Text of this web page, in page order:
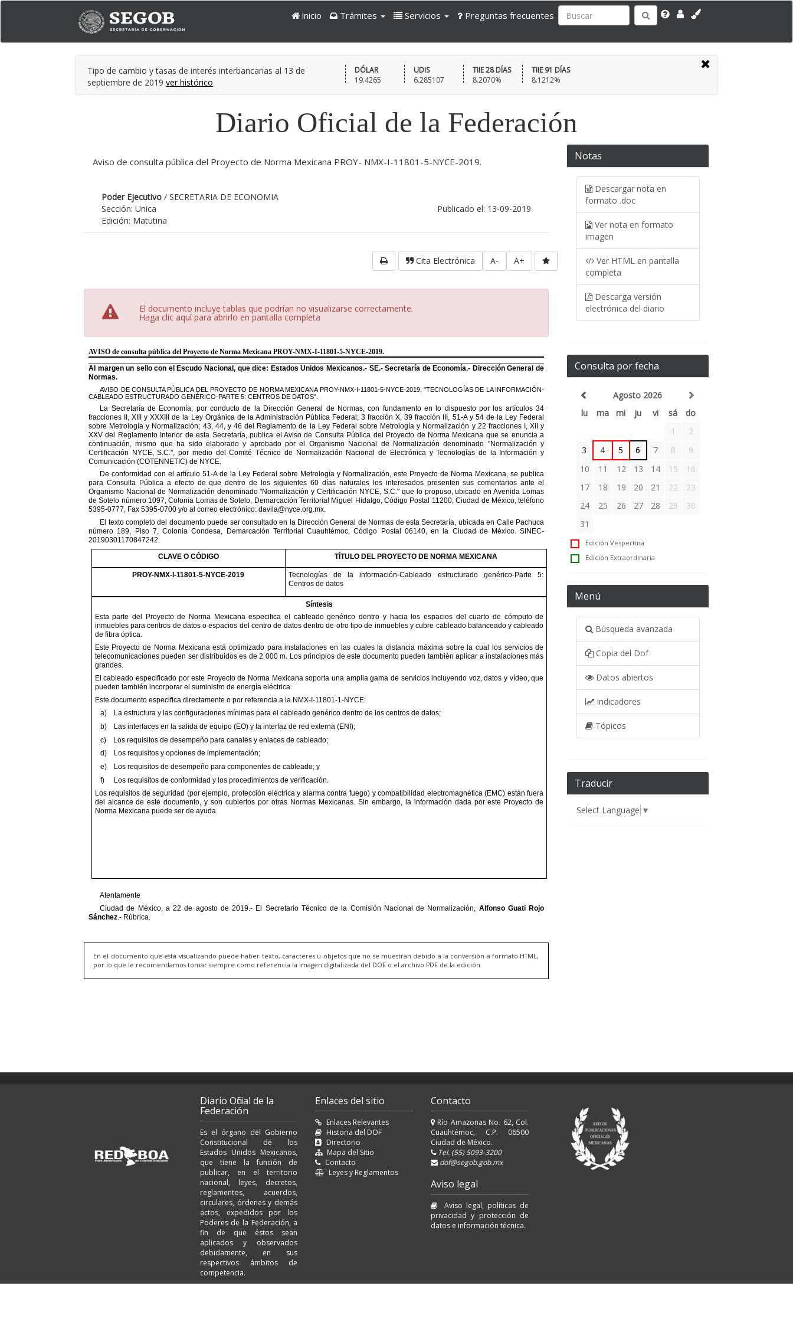
inicio Trámites Servicios Preguntas frecuentes
Tipo de cambio y tasas de interés interbancarias al 13 de
septiembre de 2019 ver histórico
DÓLAR
19.4265
UDIS
6.285107
TIIE 28 DÍAS
8.2070%
TIIE 91 DÍAS
8.1212%
Diario Oficial de la Federación
Aviso de consulta pública del Proyecto de Norma Mexicana PROY- NMX-I-11801-5-NYCE-2019.
Poder Ejecutivo / SECRETARIA DE ECONOMIA
Publicado el: 13-09-2019
Sección: Unica
Edición: Matutina
A+
A-
Cita Electrónica
El documento incluye tablas que podrían no visualizarse correctamente.
Haga clic aquí para abrirlo en pantalla completa
En el documento que está visualizando puede haber texto, caracteres u objetos que no se muestran debido a la conversión a formato HTML,
por lo que le recomendamos tomar siempre como referencia la imagen digitalizada del DOF o el archivo PDF de la edición.
Notas
Descargar nota en
formato .doc
Ver nota en formato
imagen
Ver HTML en pantalla
completa
Descarga versión
electrónica del diario
Consulta por fecha
Agosto 2026
lu
ma mi ju vi sá
do
1
2
3
4 5 6 7 8
9
10
11 12 13 14 15
16
17
18 19 20 21 22
23
24
25 26 27 28 29
30
31
Edición Vespertina
Edición Extraordinaria
Menú
Búsqueda avanzada
Copia del Dof
Datos abiertos
indicadores
Tópicos
Traducir
Select Language ▼
Diario Oficial de la
Federación
Es el órgano del Gobierno
Constitucional de los
Estados Unidos Mexicanos,
que tiene la función de
publicar, en el territorio
nacional, leyes, decretos,
reglamentos, acuerdos,
circulares, órdenes y demás
actos, expedidos por los
Poderes de la Federación, a
fin de que éstos sean
aplicados y observados
debidamente, en sus
respectivos ámbitos de
competencia.
Enlaces del sitio
Enlaces Relevantes
Historia del DOF
Directorio
Mapa del Sitio
Contacto
Leyes y Reglamentos
Contacto
Río Amazonas No. 62, Col.
Cuauhtémoc, C.P. 06500
Ciudad de México.
Tel. (55) 5093-3200
dof@segob.gob.mx
Aviso legal
Aviso legal, políticas de
privacidad y protección de
datos e información técnica.